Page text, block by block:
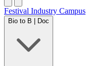
Festival Industry Campus
Bio to B | Doc